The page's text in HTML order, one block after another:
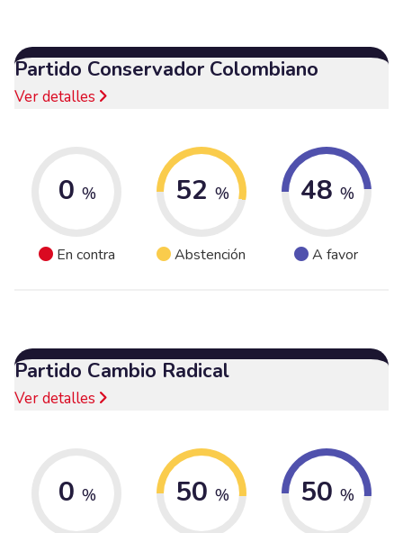
Partido Conservador Colombiano
Ver detalles
0 %
En contra
52 %
Abstención
48 %
A favor
Partido Cambio Radical
Ver detalles
0 % 50 % 50 %